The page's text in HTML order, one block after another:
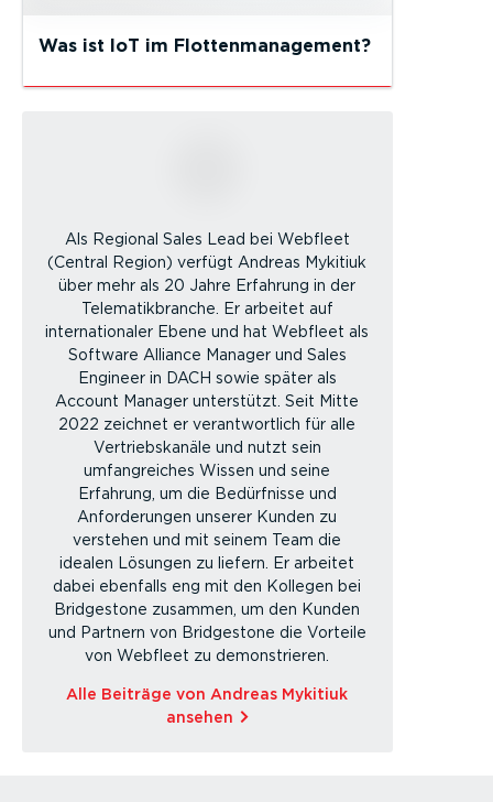
Was ist IoT im Flottenmanagement?
Als Regional Sales Lead bei Webfleet
(Central Region) verfügt Andreas Mykitiuk
über mehr als 20 Jahre Erfahrung in der
Telematikbranche. Er arbeitet auf
internationaler Ebene und hat Webfleet als
Software Alliance Manager und Sales
Engineer in DACH sowie später als
Account Manager unterstützt. Seit Mitte
2022 zeichnet er verantwortlich für alle
Vertriebskanäle und nutzt sein
umfangreiches Wissen und seine
Erfahrung, um die Bedürfnisse und
Anforderungen unserer Kunden zu
verstehen und mit seinem Team die
idealen Lösungen zu liefern. Er arbeitet
dabei ebenfalls eng mit den Kollegen bei
Bridgestone zusammen, um den Kunden
und Partnern von Bridgestone die Vorteile
von Webfleet zu demonstrieren.
Alle Beiträge von Andreas Mykitiuk
ansehen